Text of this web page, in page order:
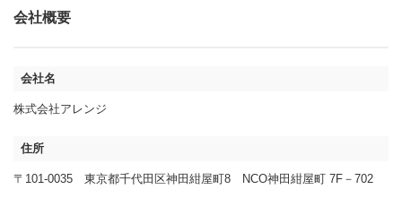
会社概要
会社名
株式会社アレンジ
住所
〒101-0035 東京都千代田区神田紺屋町8 NCO神田紺屋町 7F－702